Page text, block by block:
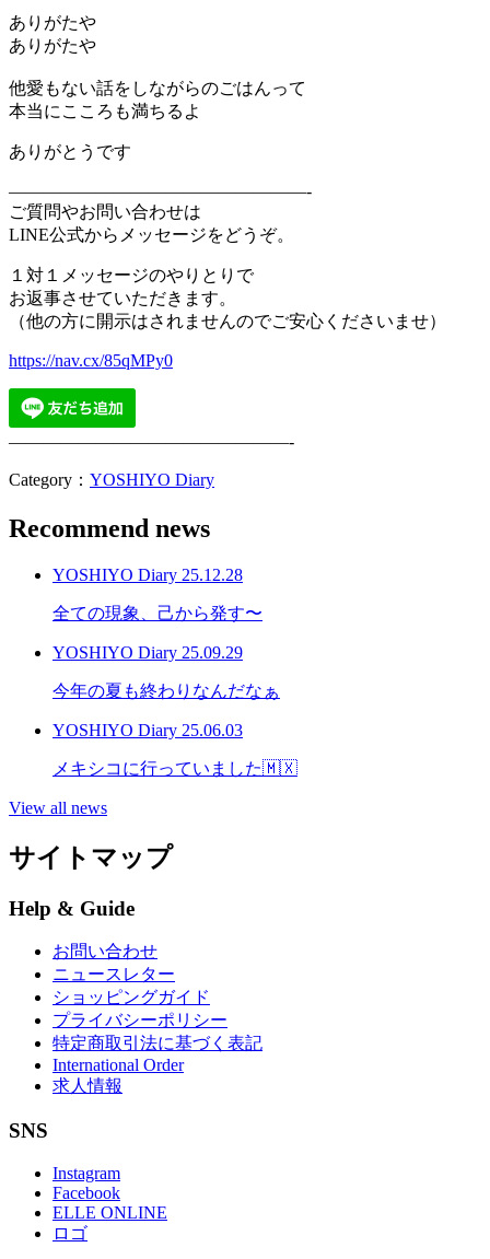
ありがたや
ありがたや
他愛もない話をしながらのごはんって
本当にこころも満ちるよ
ありがとうです
—————————————————-
ご質問やお問い合わせは
LINE公式からメッセージをどうぞ。
１対１メッセージのやりとりで
お返事させていただきます。
（他の方に開示はされませんのでご安心くださいませ）
https://nav.cx/85qMPy0
————————————————-
Category： YOSHIYO Diary
Recommend news
YOSHIYO Diary 25.12.28
全ての現象、己から発す〜
YOSHIYO Diary 25.09.29
今年の夏も終わりなんだなぁ
YOSHIYO Diary 25.06.03
メキシコに行っていました🇲🇽
View all news
サイトマップ
Help & Guide
お問い合わせ
ニュースレター
ショッピングガイド
プライバシーポリシー
特定商取引法に基づく表記
International Order
求人情報
SNS
Instagram
Facebook
ELLE ONLINE
ロゴ